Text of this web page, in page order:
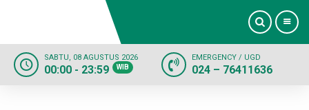
SABTU, 08 AGUSTUS 2026
00:00 - 23:59 WIB
EMERGENCY / UGD
024 – 76411636